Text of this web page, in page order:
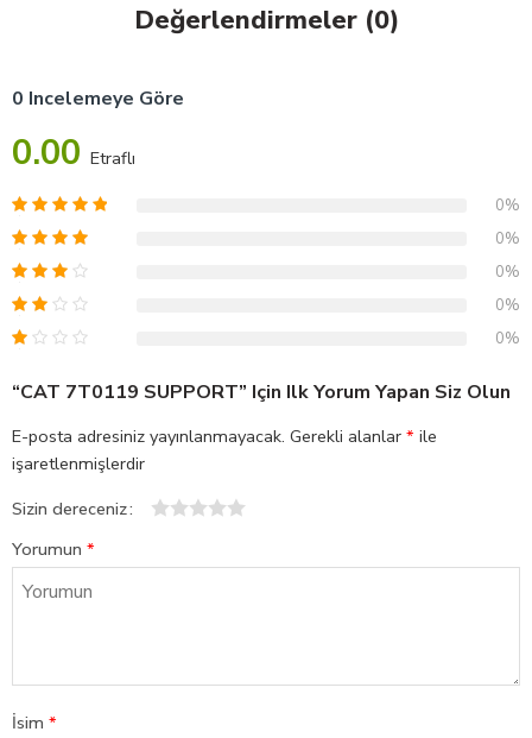
Değerlendirmeler (0)
0 Incelemeye Göre
0.00 Etraflı
0%
0%
0%
0%
0%
“CAT 7T0119 SUPPORT” Için Ilk Yorum Yapan Siz Olun
E-posta adresiniz yayınlanmayacak. Gerekli alanlar * ile
işaretlenmişlerdir
Sizin dereceniz
Yorumun *
İsim *